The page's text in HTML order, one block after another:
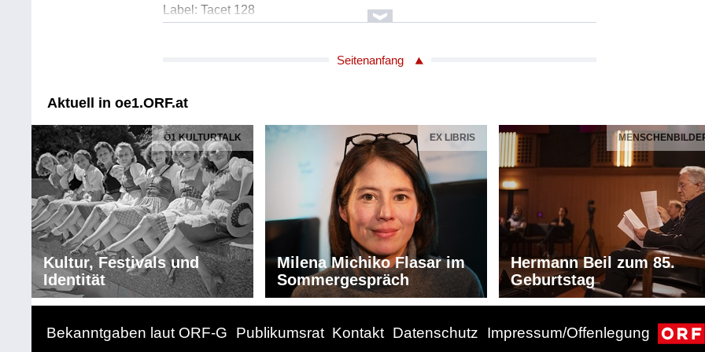
Label: Tacet 128
Ausführende: Maja Osojnik & Band
Label: Maja Osojnik
Komponist/Komponistin: Niccolo Paganini/1782 - 1840
Album: THE ETERNAL TRAVELLER
Titel: Moto perpetuo (Prologue)/instr. / Jazz Bearbeitung
Solist/Solistin: Niels Henning Orsted Pedersen /Bass m.Begl.
Ausführender/Ausführende: Ole Kock Hansen /Piano
Ausführender/Ausführende: Niels Henning ORSTED PEDERSON/26.5.1946
Osted - 20.4.2005 Kopenhagen
Länge: 00:52 min
Label: Pablo/Echo Zyx OJCCD 9662/2310910
Komponist/Komponistin: Carl Nielsen/1865 - 1931
Seitenanfang
Aktuell in oe1.ORF.at
Ö1 KULTURTALK
Kultur, Festivals und
Identität
EX LIBRIS
Milena Michiko Flasar im
Sommergespräch
Hermann Beil zum 85.
Geburtstag
Bekanntgaben laut ORF-G Publikumsrat Kontakt Datenschutz Impressum/Offenlegung